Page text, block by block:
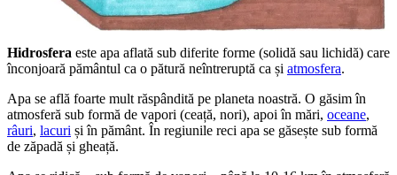
Hidrosfera este apa aflată sub diferite forme (solidă sau lichidă) care
înconjoară pământul ca o pătură neîntreruptă ca și atmosfera.
Apa se află foarte mult răspândită pe planeta noastră. O găsim în
atmosferă sub formă de vapori (ceață, nori), apoi în mări, oceane,
râuri, lacuri și în pământ. În regiunile reci apa se găsește sub formă
de zăpadă și gheață.